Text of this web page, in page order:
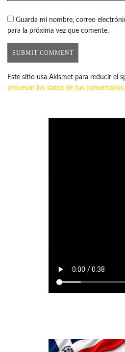
Guarda mi nombre, correo
para la próxima vez que comente.
Este sitio usa Akismet para reducir el
procesan los datos de tus comentarios.